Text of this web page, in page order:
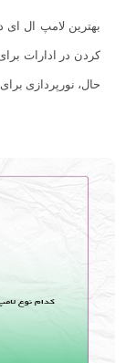
بهترین لامپ ال
کردن در ادارات
حال، نورپردازی